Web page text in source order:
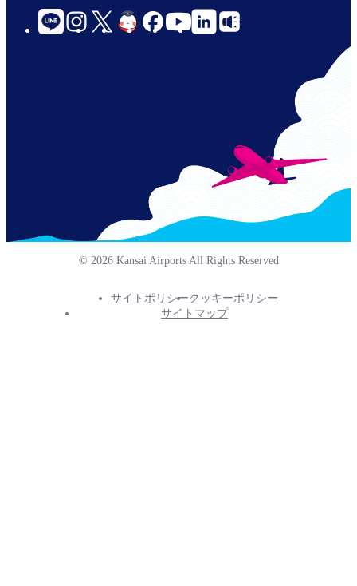
social-
links-
© 2026 Kansai Airports All Rights Reserved
サイトポリシークッキーポリシー
サイトマップ